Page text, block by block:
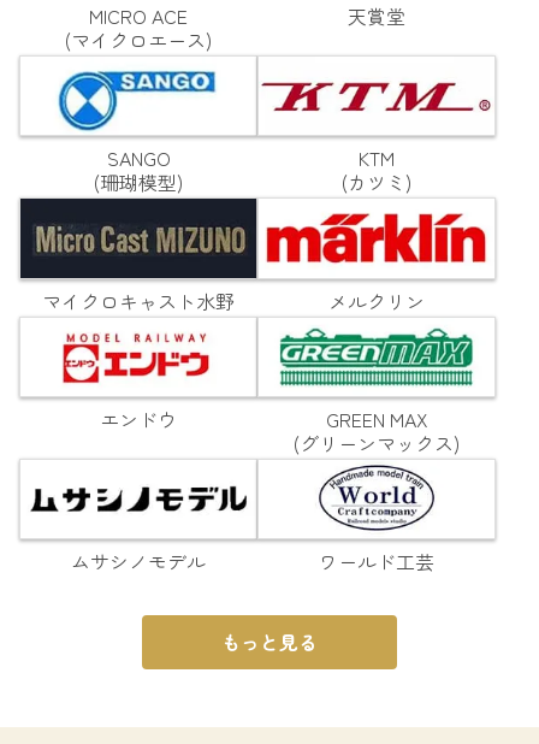
MICRO ACE
(マイクロエース)
天賞堂
SANGO
(珊瑚模型)
KTM
(カツミ)
マイクロキャスト水野 メルクリン
エンドウ
GREEN MAX
(グリーンマックス)
ムサシノモデル ワールド工芸
もっと見る